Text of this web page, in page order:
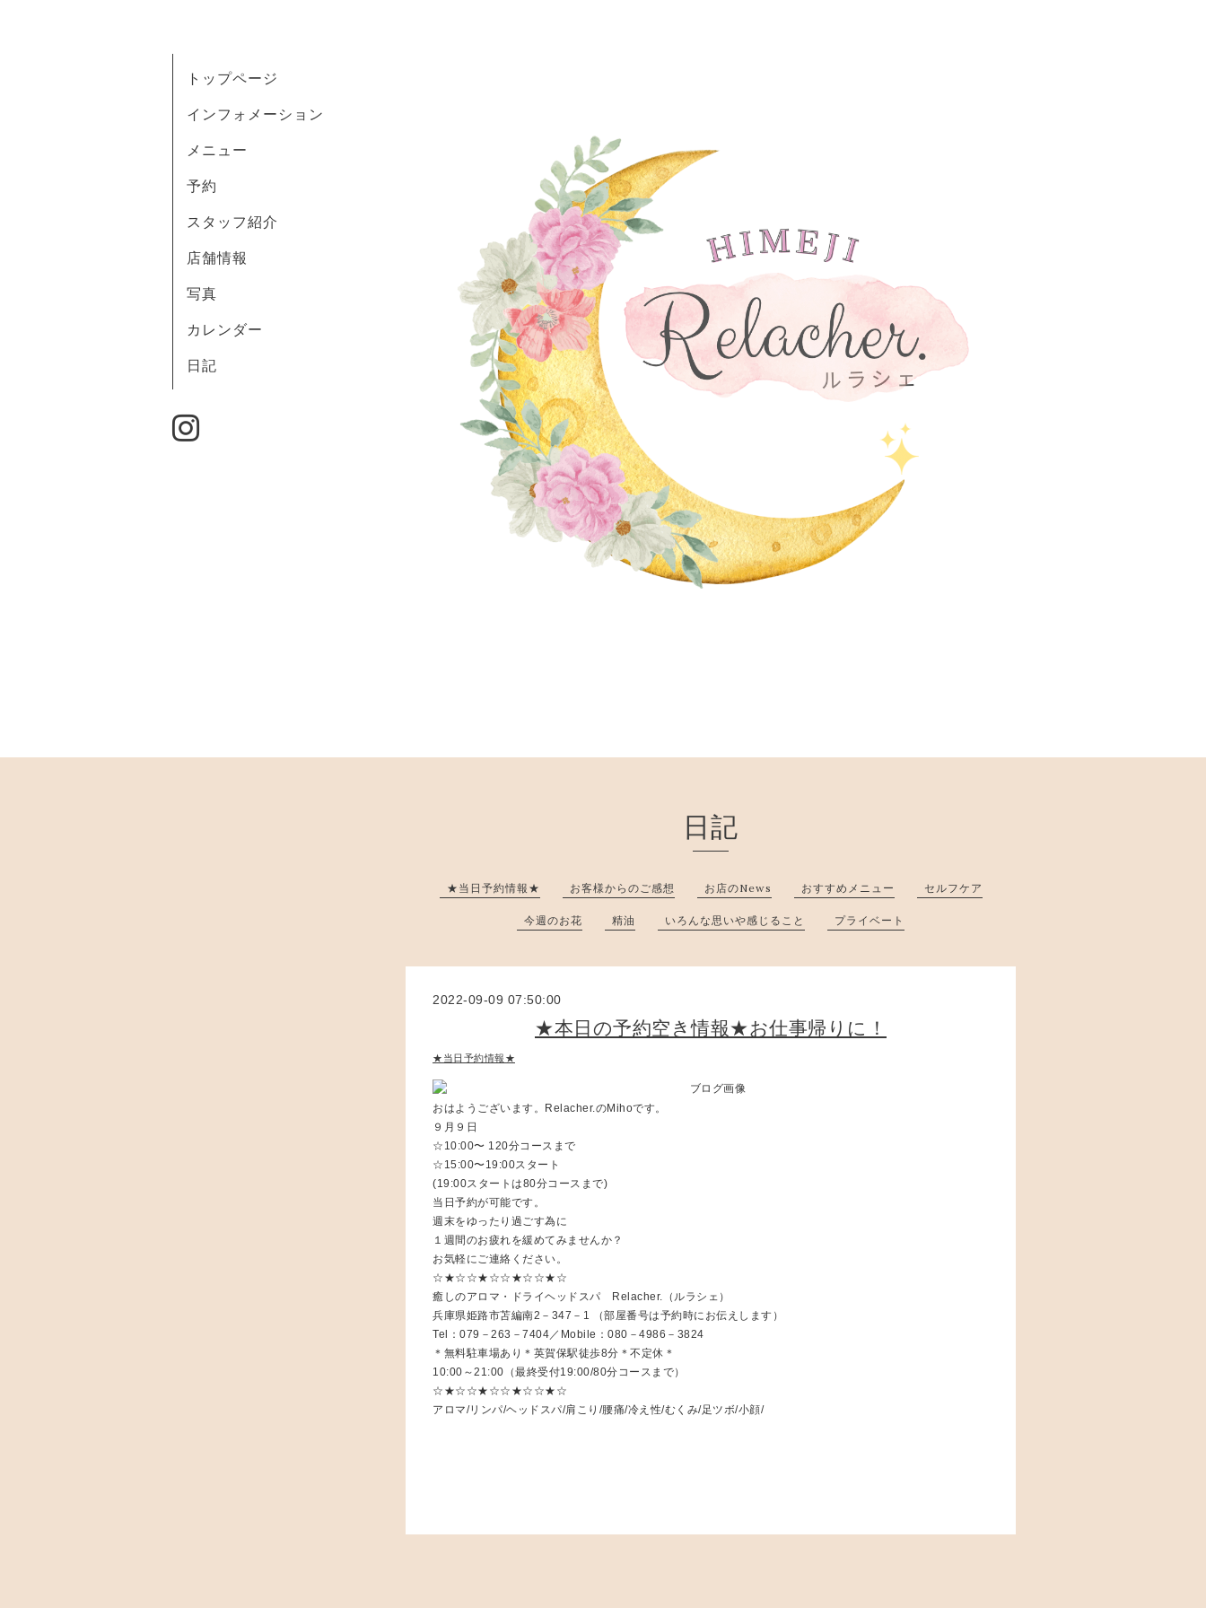
トップページ
インフォメーション
メニュー
予約
スタッフ紹介
店舗情報
写真
カレンダー
日記
日記
★当日予約情報★ お客様からのご感想 お店のNews おすすめメニュー セルフケア
今週のお花 精油 いろんな思いや感じること プライベート
2022-09-09 07:50:00
★本日の予約空き情報★お仕事帰りに！
★当日予約情報★
おはようございます。Relacher.のMihoです。
９月９日
☆10:00〜 120分コースまで
☆15:00〜19:00スタート
(19:00スタートは80分コースまで)
当日予約が可能です。
週末をゆったり過ごす為に
１週間のお疲れを緩めてみませんか？
お気軽にご連絡ください。
☆★☆☆★☆☆★☆☆★☆
癒しのアロマ・ドライヘッドスパ Relacher.（ルラシェ）
兵庫県姫路市苫編南2－347－1 （部屋番号は予約時にお伝えします）
Tel：079－263－7404／Mobile：080－4986－3824
＊無料駐車場あり＊英賀保駅徒歩8分＊不定休＊
10:00～21:00（最終受付19:00/80分コースまで）
☆★☆☆★☆☆★☆☆★☆
アロマ/リンパ/ヘッドスパ/肩こり/腰痛/冷え性/むくみ/足ツボ/小顔/